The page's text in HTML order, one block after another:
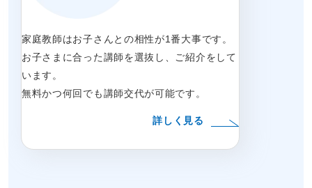
家庭教師はお子さんとの相性が1番大事です。
お子さまに合った講師を選抜し、ご紹介をして
います。
無料かつ何回でも講師交代が可能です。
詳しく見る